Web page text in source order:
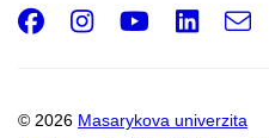
© 2026 Masarykova univerzita
Facebook
Instagrame-